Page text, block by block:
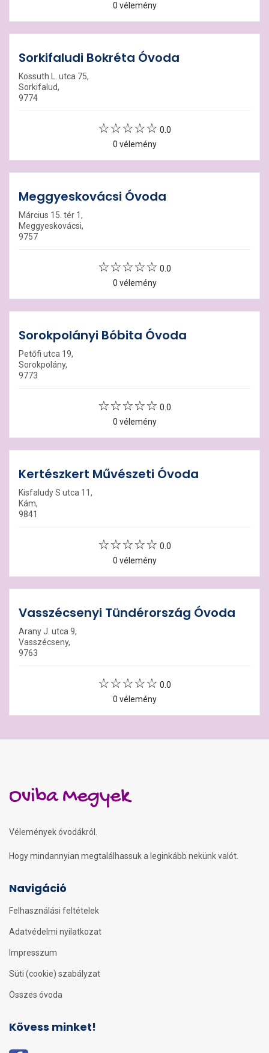
0 vélemény
Sorkifaludi Bokréta Óvoda
Kossuth L. utca 75,
Sorkifalud,
9774
0.0
0 vélemény
Meggyeskovácsi Óvoda
Március 15. tér 1,
Meggyeskovácsi,
9757
0.0
0 vélemény
Sorokpolányi Bóbita Óvoda
Petőfi utca 19,
Sorokpolány,
9773
0.0
0 vélemény
Kertészkert Művészeti Óvoda
Kisfaludy S utca 11,
Kám,
9841
0.0
0 vélemény
Vasszécsenyi Tündérország Óvoda
Arany J. utca 9,
Vasszécseny,
9763
0.0
0 vélemény
Oviba Megyek
Vélemények óvodákról.
Hogy mindannyian megtalálhassuk a leginkább nekünk valót.
Navigáció
Felhasználási feltételek
Adatvédelmi nyilatkozat
Impresszum
Süti (cookie) szabályzat
Összes óvoda
Kövess minket!